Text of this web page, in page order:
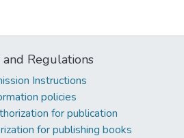
and Regulations
Instructions
policies
for publication
for publishing books